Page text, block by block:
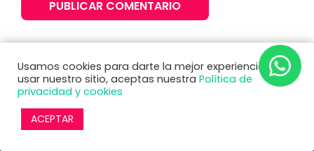
Usamos cookies para darte la mejor experiencia. Al
usar nuestro sitio, aceptas nuestra Política de
privacidad y cookies
ACEPTAR